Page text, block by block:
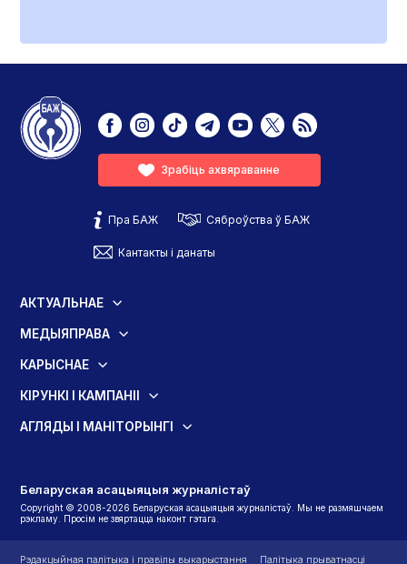
Зрабіць ахвяраванне
Пра БАЖ Сяброўства ў БАЖ
Кантакты і данаты
АКТУАЛЬНАЕ
МЕДЫЯПРАВА
КАРЫСНАЕ
КІРУНКІ І КАМПАНІІ
АГЛЯДЫ І МАНІТОРЫНГІ
Беларуская асацыяцыя журналістаў
Copyright © 2008-2026 Беларуская асацыяцыя журналістаў. Мы не размяшчаем
рэкламу. Просім не звяртацца наконт гэтага.
Рэдакцыйная палітыка і правілы выкарыстання Палітыка прыватнасці